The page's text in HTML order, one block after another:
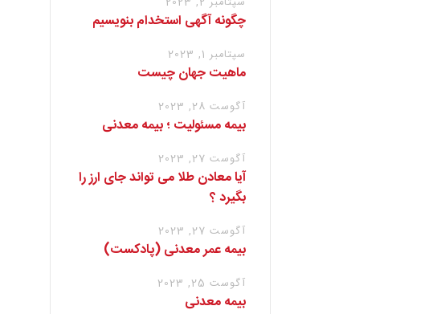
چگونه آگهی استخدام بنویسیم
سپتامبر 1, 2023
ماهیت جهان چیست
آگوست 28, 2023
بیمه مسئولیت ؛ بیمه معدنی
آگوست 27, 2023
آیا معادن طلا می تواند جای ارز را
بگیرد ؟
آگوست 27, 2023
بیمه عمر معدنی (پادکست)
آگوست 25, 2023
بیمه معدنی